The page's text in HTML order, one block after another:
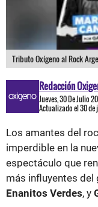
Tributo Oxígeno al Rock
Redacción
Jueves, 30 De Julio
Actualizado el 30 de
Los amantes del
imperdible en la
espectáculo que
más influyentes del
Enanitos Verdes, y